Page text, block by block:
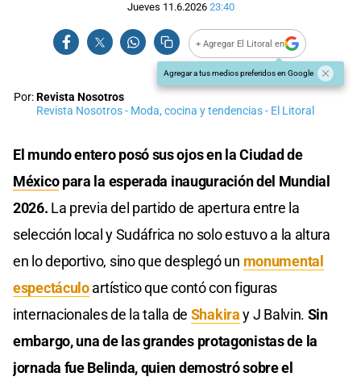
Jueves 11.6.2026 23:40
+ Agregar El Litoral en
Agregar a tus medios preferidos en Google
Por:Revista Nosotros
Revista Nosotros - Moda, cocina y tendencias - El Litoral
El mundo entero posó sus ojos en la Ciudad de
Méxicopara la esperada inauguración del Mundial
2026. La previa del partido de apertura entre la
selección local y Sudáfrica no solo estuvo a la altura
en lo deportivo, sino que desplegó un monumental
espectáculoartístico que contó con figuras
internacionales de la talla de Shakiray J Balvin. Sin
embargo, una de las grandes protagonistas de la
jornada fue Belinda, quien demostró sobre el